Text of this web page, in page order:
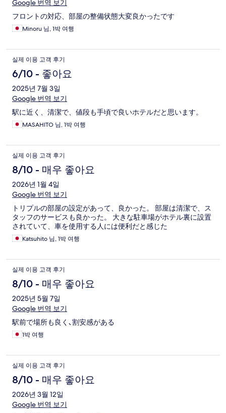
Google 번역 보기
フロントの対応、部屋の整備状態大変良かったです
Minoru 님, 1박 여행
실제 이용 고객 후기
6/10 - 좋아요
2025년 7월 3일
Google 번역 보기
駅に近く、清潔で、値段も手頃で良いホテルだと思います。
MASAHITO 님, 1박 여행
실제 이용 고객 후기
8/10 - 매우 좋아요
2026년 1월 4일
Google 번역 보기
トリプルの部屋の設定があって、良かった。 部屋は清潔で、ス
タッフのサービスも良かった。 大きな駐車場がホテル裏に設置
されていて、車を使用する人には便利だと感じた
Katsuhito 님, 1박 여행
실제 이용 고객 후기
8/10 - 매우 좋아요
2025년 5월 7일
Google 번역 보기
駅前で場所も良く､割安感がある
1박 여행
실제 이용 고객 후기
8/10 - 매우 좋아요
2026년 3월 12일
Google 번역 보기